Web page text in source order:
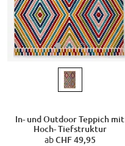
In- und Outdoor Teppich mit
Hoch- Tiefstruktur
abCHF 49,95